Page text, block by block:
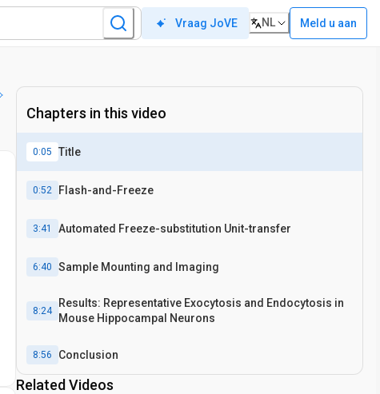
Vraag JoVE NL Meld u aan
Chapters in this video
0:05 Title
0:52 Flash-and-Freeze
3:41 Automated Freeze-substitution Unit-transfer
6:40 Sample Mounting and Imaging
8:24
Results: Representative Exocytosis and Endocytosis in
Mouse Hippocampal Neurons
8:56 Conclusion
Related Videos